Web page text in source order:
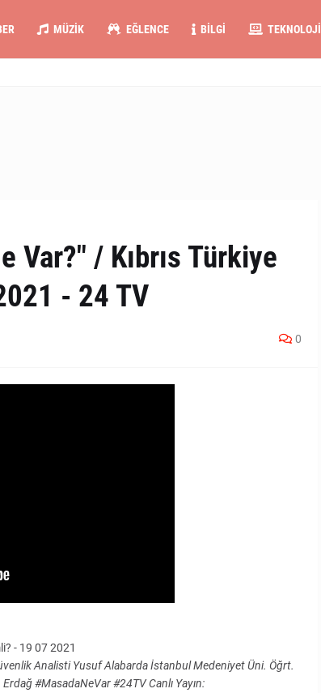
MÜZIK EĞLENCE BILGI TEKNOLOJI
Var?" / Kıbrıs Türkiye
- 24 TV
0
- 19 07 2021
Analisti Yusuf Alabarda İstanbul Medeniyet Üni. Öğrt.
#MasadaNeVar #24TV Canlı Yayın: